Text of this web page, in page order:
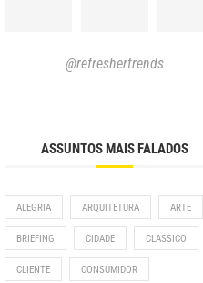
@refreshertrends
ASSUNTOS MAIS FALADOS
ALEGRIA ARQUITETURA ARTE
BRIEFING CIDADE CLASSICO
CLIENTE CONSUMIDOR